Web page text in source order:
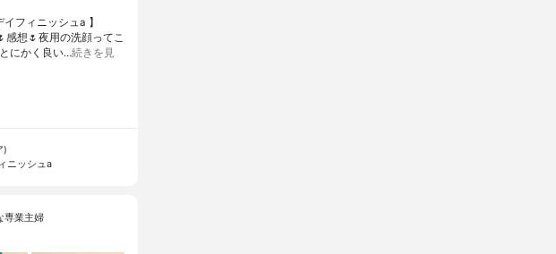
フィニッシュa 】
感想🌷夜用の洗顔ってこ
にかく良い…続きを見
)
ニッシュa
専業主婦